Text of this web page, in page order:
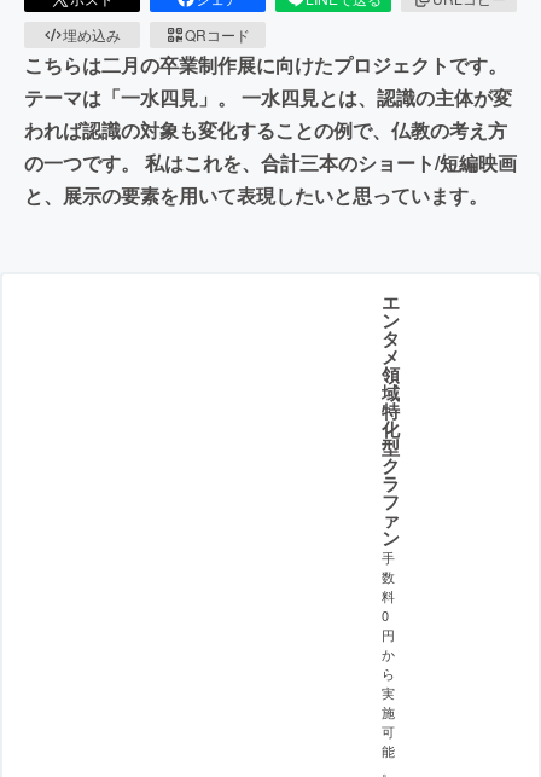
埋め込み
QRコード
こちらは二月の卒業制作展に向けたプロジェクトです。
テーマは「一水四見」。 一水四見とは、認識の主体が変
われば認識の対象も変化することの例で、仏教の考え方
の一つです。 私はこれを、合計三本のショート/短編映画
と、展示の要素を用いて表現したいと思っています。
エ
ン
タ
メ
領
域
特
化
型
ク
ラ
フ
ァ
ン
手
数
料
0
円
か
ら
実
施
可
能